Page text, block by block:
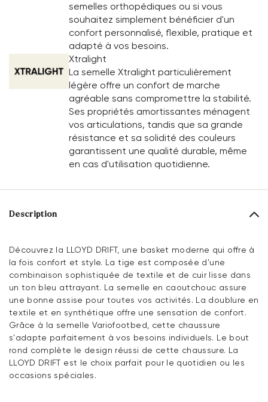
semelles orthopédiques ou si vous
souhaitez simplement bénéficier d'un
confort personnalisé, flexible, pratique et
adapté à vos besoins.
Xtralight
La semelle Xtralight particulièrement
légère offre un confort de marche
agréable sans compromettre la stabilité.
Ses propriétés amortissantes ménagent
vos articulations, tandis que sa grande
résistance et sa solidité des couleurs
garantissent une qualité durable, même
en cas d'utilisation quotidienne.
Description
Découvrez la LLOYD DRIFT, une basket moderne qui offre à
la fois confort et style. La tige est composée d'une
combinaison sophistiquée de textile et de cuir lisse dans
un ton bleu attrayant. La semelle en caoutchouc assure
une bonne assise pour toutes vos activités. La doublure en
textile et en synthétique offre une sensation de confort.
Grâce à la semelle Variofootbed, cette chaussure
s'adapte parfaitement à vos besoins individuels. Le bout
rond complète le design réussi de cette chaussure. La
LLOYD DRIFT est le choix parfait pour le quotidien ou les
occasions spéciales.